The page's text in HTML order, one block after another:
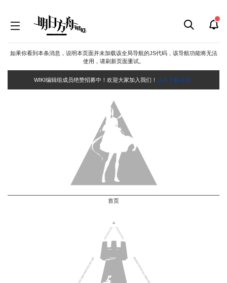
如果你看到本条消息，说明本页面并未加载该全局导航的JS代码，该导航功能将无法
使用，请刷新页面重试。
WIKI编辑组成员绝赞招募中！欢迎大家加入我们！ 点击了解详情~
首页